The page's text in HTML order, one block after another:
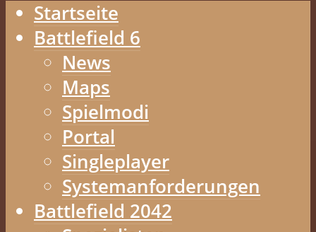
Startseite
Battlefield 6
News
Maps
Spielmodi
Portal
Singleplayer
Systemanforderungen
Battlefield 2042